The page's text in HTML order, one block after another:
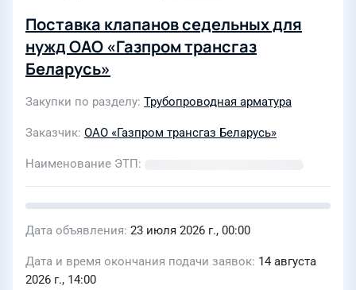
Поставка клапанов седельных для
нужд ОАО «Газпром трансгаз
Беларусь»
Закупки по разделу Трубопроводная арматура
Заказчик ОАО «Газпром трансгаз Беларусь»
Наименование ЭТП
Дата объявления 23 июля 2026 г., 00:00
Дата и время окончания подачи заявок 14 августа
2026 г., 14:00